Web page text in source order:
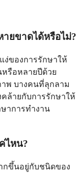
ายขาดได้หรือไม่?
ง่ของการรักษาให้
รือหลายปีด้วย
พ บางคนที่ลุกลาม
ล้ายกับการรักษาให้
าการทำงาน
ไหน?
กขึ้นอยู่กับชนิดของ